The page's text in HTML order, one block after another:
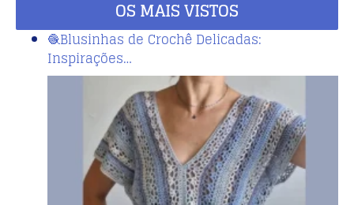
OS MAIS VISTOS
🧶Blusinhas de Crochê Delicadas:
Inspirações…